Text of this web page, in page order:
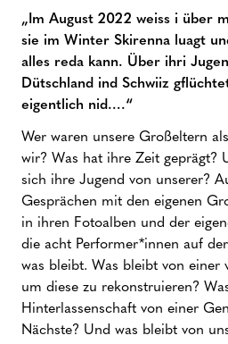
„Im August 2022 weiss i über
sie im Winter Skirenna luagt
alles reda kann. Über ihri
Dütschland ind Schwiiz
eigentlich nid….“
Wer waren unsere Großeltern
wir? Was hat ihre Zeit geprägt?
sich ihre Jugend von unserer?
Gesprächen mit den eigenen
in ihren Fotoalben und der
die acht Performer*innen auf
was bleibt. Was bleibt von einer
um diese zu rekonstruieren?
Hinterlassenschaft von einer
Nächste? Und was bleibt von